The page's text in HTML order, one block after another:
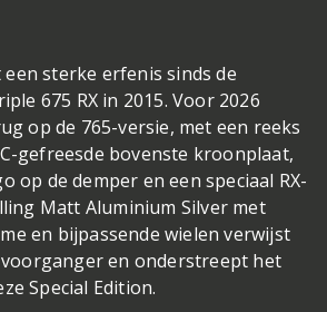
een sterke erfenis sinds de
675 RX in 2015. Voor 2026
op de 765-versie, met een reeks
gefreesde bovenste kroonplaat,
op de demper en een speciaal RX-
Matt Aluminium Silver met
en bijpassende wielen verwijst
en onderstreept het
Special Edition.